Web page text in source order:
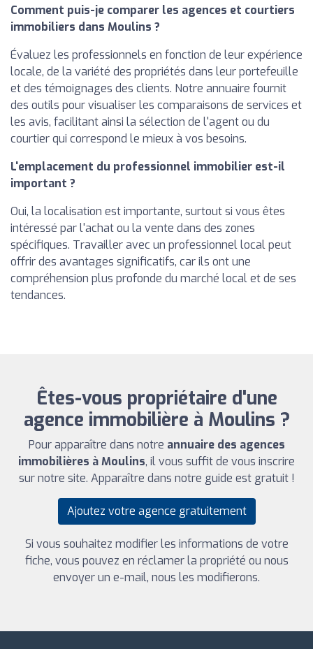
Comment puis-je comparer les agences et courtiers
immobiliers dans Moulins ?
Évaluez les professionnels en fonction de leur expérience
locale, de la variété des propriétés dans leur portefeuille
et des témoignages des clients. Notre annuaire fournit
des outils pour visualiser les comparaisons de services et
les avis, facilitant ainsi la sélection de l'agent ou du
courtier qui correspond le mieux à vos besoins.
L'emplacement du professionnel immobilier est-il
important ?
Oui, la localisation est importante, surtout si vous êtes
intéressé par l'achat ou la vente dans des zones
spécifiques. Travailler avec un professionnel local peut
offrir des avantages significatifs, car ils ont une
compréhension plus profonde du marché local et de ses
tendances.
Êtes-vous propriétaire d'une
agence immobilière à Moulins ?
Pour apparaître dans notre annuaire des agences
immobilières à Moulins, il vous suffit de vous inscrire
sur notre site. Apparaître dans notre guide est gratuit !
Ajoutez votre agence gratuitement
Si vous souhaitez modifier les informations de votre
fiche, vous pouvez en réclamer la propriété ou nous
envoyer un e-mail, nous les modifierons.